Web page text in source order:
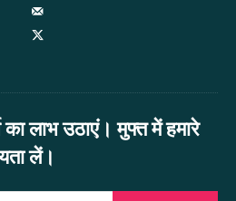
लाभ उठाएं। मुफ्त में हमारे
लें।